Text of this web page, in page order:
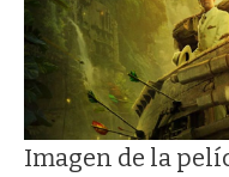
Imagen de la